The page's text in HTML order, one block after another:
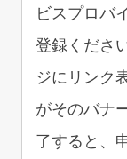
ビスプロバ
登録くださ
ジにリンク
がそのバナ
了すると、